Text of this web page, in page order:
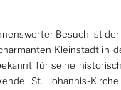
Besuch ist
Kleinstadt in
für seine
St. Johannis-